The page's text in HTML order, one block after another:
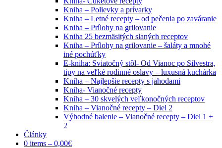
Kniha – Polievky a prívarky
Kniha – Letné recepty – od pečenia po zaváranie
Kniha – Prílohy na grilovanie
Kniha 25 bezmäsitých slaných receptov
Kniha – Prílohy na grilovanie – šaláty a mnohé
iné pochúťky
E-kniha: Sviatočný stôl- Od Vianoc po Silvestra,
tipy na veľké rodinné oslavy – luxusná kuchárka
Kniha – Najlepšie recepty s jahodami
Kniha- Vianočné recepty
Kniha – 30 skvelých veľkonočných receptov
Kniha – Vianočné recepty – Diel 2
Výhodné balenie – Vianočné recepty – Diel 1 +
2
Články
0 items – 0,00€